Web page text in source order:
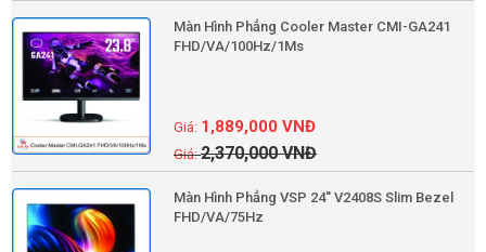
Màn Hình Phẳng Cooler Master CMI-GA241
FHD/VA/100Hz/1Ms
2,370,000VNĐ
1,889,000VNĐ
Màn Hình Phẳng VSP 24'' V2408S Slim Bezel
FHD/VA/75Hz